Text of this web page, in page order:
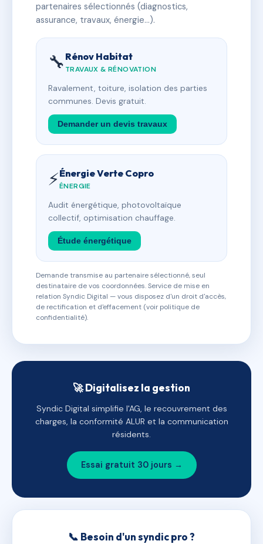
partenaires sélectionnés (diagnostics,
assurance, travaux, énergie…).
🔧 Rénov Habitat
TRAVAUX & RÉNOVATION
Ravalement, toiture, isolation des parties
communes. Devis gratuit.
Demander un devis travaux
⚡Énergie Verte Copro
ÉNERGIE
Audit énergétique, photovoltaïque
collectif, optimisation chauffage.
Étude énergétique
Demande transmise au partenaire sélectionné, seul
destinataire de vos coordonnées. Service de mise en
relation Syndic Digital — vous disposez d'un droit d'accès,
de rectification et d'effacement (voir politique de
confidentialité).
🚀 Digitalisez la gestion
Syndic Digital simplifie l'AG, le recouvrement des
charges, la conformité ALUR et la communication
résidents.
Essai gratuit 30 jours →
📞 Besoin d'un syndic pro ?